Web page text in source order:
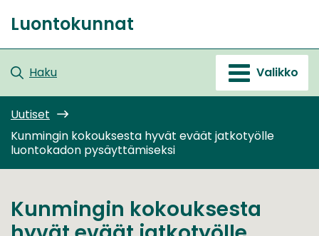
sisältöön
Etusivu
Luontokunnat
Haku Valikko
Uutiset
Kunmingin kokouksesta hyvät eväät jatkotyölle
luontokadon pysäyttämiseksi
Kunmingin kokouksesta